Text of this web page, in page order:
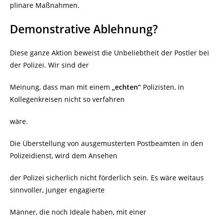
plinäre Maßnahmen.
Demonstrative Ablehnung?
Diese ganze Aktion beweist die Unbeliebtheit der Postler bei
der Polizei. Wir sind der
Meinung, dass man mit einem „echten“ Polizisten, in
Kollegenkreisen nicht so verfahren
wäre.
Die Überstellung von ausgemusterten Postbeamten in den
Polizeidienst, wird dem Ansehen
der Polizei sicherlich nicht förderlich sein. Es wäre weitaus
sinnvoller, junger engagierte
Männer, die noch Ideale haben, mit einer